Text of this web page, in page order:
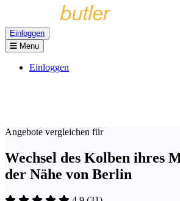
Einloggen
Menu
Einloggen
Angebote vergleichen für
Wechsel des Kolben ihres
der Nähe von Berlin